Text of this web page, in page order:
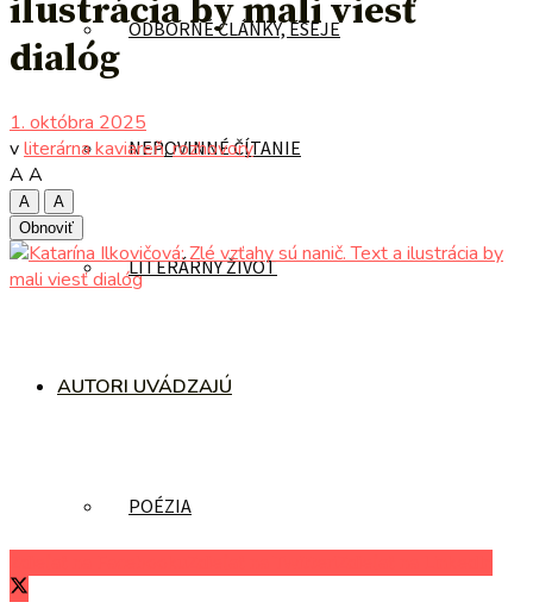
ODBORNÉ ČLÁNKY, ESEJE
NEPOVINNÉ ČÍTANIE
LITERÁRNY ŽIVOT
AUTORI UVÁDZAJÚ
POÉZIA
ilustrácia by mali viesť
dialóg
1. októbra 2025
vliterárna kaviareň,rozhovory
A A
A
A
Obnoviť